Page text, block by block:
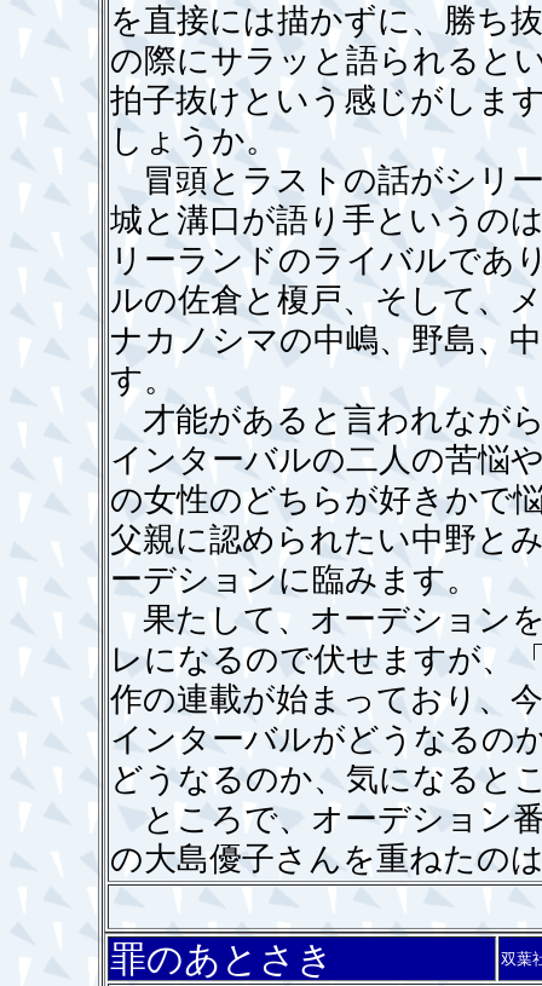
を直接には描かずに、勝ち
の際にサラッと語られると
拍子抜けという感じがしま
しょうか。
冒頭とラストの話がシリ
城と溝口が語り手というの
リーランドのライバルであ
ルの佐倉と榎戸、そして、
ナカノシマの中嶋、野島、
す。
才能があると言われなが
インターバルの二人の苦悩
の女性のどちらが好きかで
父親に認められたい中野と
ーデションに臨みます。
果たして、オーデション
レになるので伏せますが、
作の連載が始まっており、
インターバルがどうなるの
どうなるのか、気になると
ところで、オーデション
の大島優子さんを重ねたの
罪のあとさき 双葉